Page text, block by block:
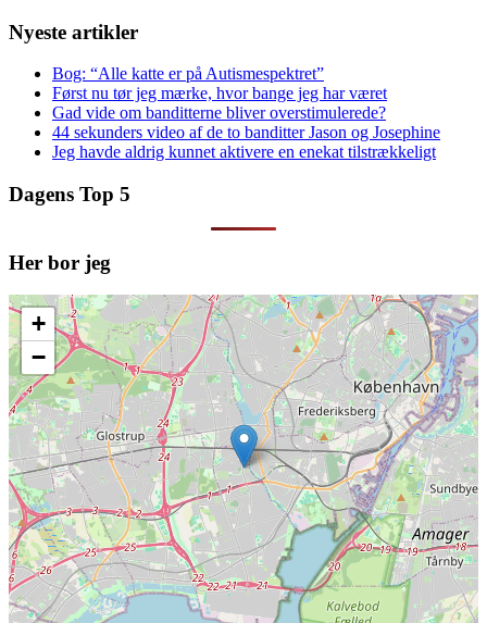
Nyeste artikler
Bog: “Alle katte er på Autismespektret”
Først nu tør jeg mærke, hvor bange jeg har været
Gad vide om banditterne bliver overstimulerede?
44 sekunders video af de to banditter Jason og Josephine
Jeg havde aldrig kunnet aktivere en enekat tilstrækkeligt
Dagens Top 5
Her bor jeg
+
−